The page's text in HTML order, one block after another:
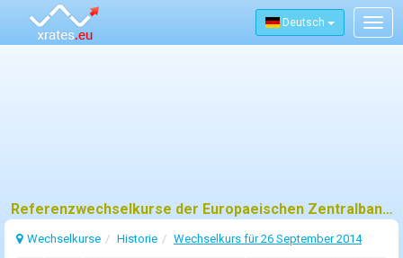
Deutsch
Referenzwechselkurse der Europaeischen Zentralbank (EZB) fuer 26 september 2014
Wechselkurse Historie Wechselkurs für 26 September 2014